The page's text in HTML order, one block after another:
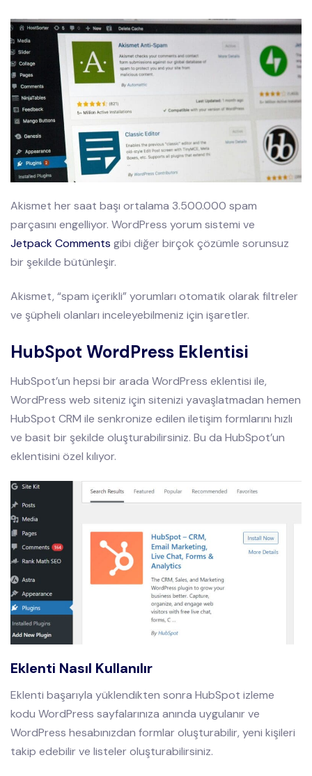
Akismet her saat başı ortalama 3.500.000 spam
parçasını engelliyor. WordPress yorum sistemi ve
Jetpack Comments gibi diğer birçok çözümle sorunsuz
bir şekilde bütünleşir.
Akismet, “spam içerikli” yorumları otomatik olarak filtreler
ve şüpheli olanları inceleyebilmeniz için işaretler.
HubSpot WordPress Eklentisi
HubSpot’un hepsi bir arada WordPress eklentisi ile,
WordPress web siteniz için sitenizi yavaşlatmadan hemen
HubSpot CRM ile senkronize edilen iletişim formlarını hızlı
ve basit bir şekilde oluşturabilirsiniz. Bu da HubSpot’un
eklentisini özel kılıyor.
Eklenti Nasıl Kullanılır
Eklenti başarıyla yüklendikten sonra HubSpot izleme
kodu WordPress sayfalarınıza anında uygulanır ve
WordPress hesabınızdan formlar oluşturabilir, yeni kişileri
takip edebilir ve listeler oluşturabilirsiniz.